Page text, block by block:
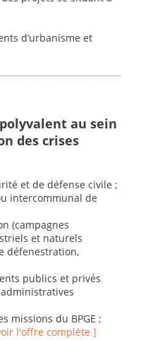
d’urbanisme et
au sein
des crises
et de défense civile ;
intercommunal de
(campagnes
et naturels
défenestration,
publics et privés
missions du BPGE ;
l'offre complète ]